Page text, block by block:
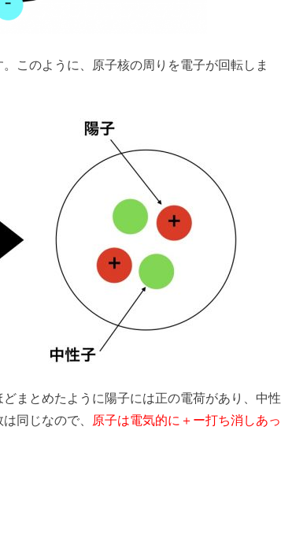
このように、原子核の周りを電子が回転しま
まとめたように陽子には正の電荷があり、中性
同じなので、
原子は電気的に＋ー打ち消しあっ